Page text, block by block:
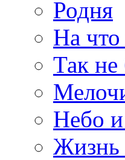
Родня
На что
Так не
Небо
Жизнь